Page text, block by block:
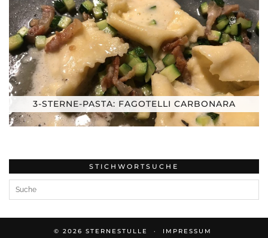
3-STERNE-PASTA: FAGOTELLI CARBONARA
STICHWORTSUCHE
© 2026 STERNESTULLE IMPRESSUM